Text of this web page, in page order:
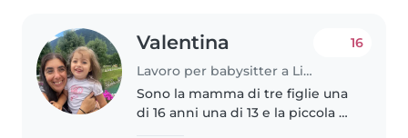
Valentina
Lavoro per babysitter a Livorno
16
Sono la mamma di tre figlie una
di 16 anni una di 13 e la piccola di